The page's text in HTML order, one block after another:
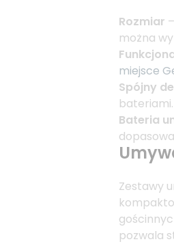
Rozmiar
można
miejsce
Spójny
bateriami.
Bateria
Zestawy
pozwala